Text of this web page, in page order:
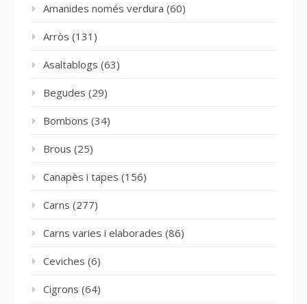
Amanides només verdura (60)
Arròs (131)
Asaltablogs (63)
Begudes (29)
Bombons (34)
Brous (25)
Canapès i tapes (156)
Carns (277)
Carns varies i elaborades (86)
Ceviches (6)
Cigrons (64)